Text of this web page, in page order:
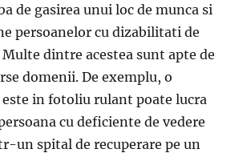
de gasirea unui loc de munca si
persoanelor cu dizabilitati de
dintre acestea sunt apte de
domenii. De exemplu, o
este in fotoliu rulant poate lucra
cu deficiente de vedere
un spital de recuperare pe un